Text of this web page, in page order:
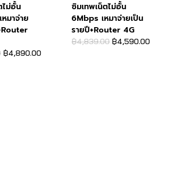
ไม่อั้น
มาจ่าย
Original
price
฿4,890.00Current
ซิมเทพเน็ตไม่อั้น
6Mbps เหมาจ่ายเป็น
รายปี+Router 4G
฿4,839.00 Original
price
฿4,590.00Current